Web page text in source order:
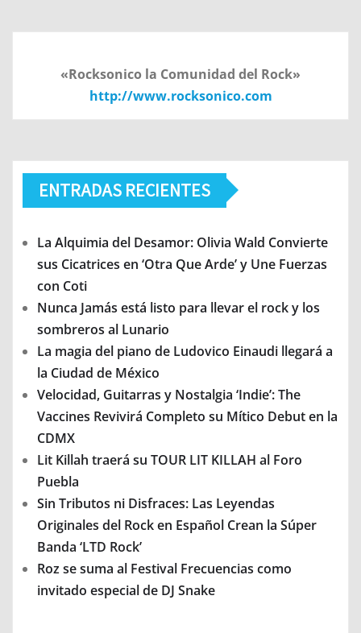
«Rocksonico la Comunidad del Rock»
http://www.rocksonico.com
ENTRADAS RECIENTES
La Alquimia del Desamor: Olivia Wald Convierte
sus Cicatrices en ‘Otra Que Arde’ y Une Fuerzas
con Coti
Nunca Jamás está listo para llevar el rock y los
sombreros al Lunario
La magia del piano de Ludovico Einaudi llegará a
la Ciudad de México
Velocidad, Guitarras y Nostalgia ‘Indie’: The
Vaccines Revivirá Completo su Mítico Debut en la
CDMX
Lit Killah traerá su TOUR LIT KILLAH al Foro
Puebla
Sin Tributos ni Disfraces: Las Leyendas
Originales del Rock en Español Crean la Súper
Banda ‘LTD Rock’
Roz se suma al Festival Frecuencias como
invitado especial de DJ Snake